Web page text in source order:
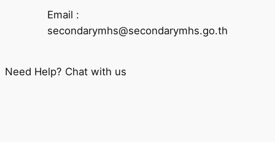
Email :
secondarymhs@secondarymhs.go.th
Need Help? Chat with us